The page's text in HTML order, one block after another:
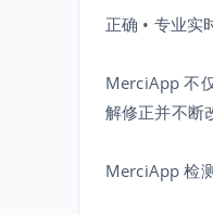
正确 • 专业实
MerciApp 不
解修正并不断
MerciApp 检